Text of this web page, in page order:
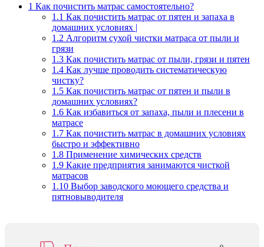
1 Как почистить матрас самостоятельно?
1.1 Как почистить матрас от пятен и запаха в
домашних условиях |
1.2 Алгоритм сухой чистки матраса от пыли и
грязи
1.3 Как почистить матрас от пыли, грязи и пятен
1.4 Как лучше проводить систематическую
чистку?
1.5 Как почистить матрас от пятен и пыли в
домашних условиях?
1.6 Как избавиться от запаха, пыли и плесени в
матрасе
1.7 Как почистить матрас в домашних условиях
быстро и эффективно
1.8 Применение химических средств
1.9 Какие предприятия занимаются чисткой
матрасов
1.10 Выбор заводского моющего средства и
пятновыводителя